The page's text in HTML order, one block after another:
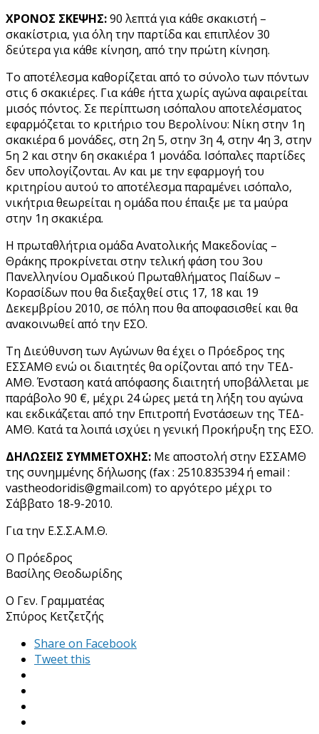
ΧΡΟΝΟΣ ΣΚΕΨΗΣ:90 λεπτά για κάθε σκακιστή –
σκακίστρια, για όλη την παρτίδα και επιπλέον 30
δεύτερα για κάθε κίνηση, από την πρώτη κίνηση.
Το αποτέλεσμα καθορίζεται από το σύνολο των πόντων
στις 6 σκακιέρες. Για κάθε ήττα χωρίς αγώνα αφαιρείται
μισός πόντος. Σε περίπτωση ισόπαλου αποτελέσματος
εφαρμόζεται το κριτήριο του Βερολίνου: Νίκη στην 1η
σκακιέρα 6 μονάδες, στη 2η 5, στην 3η 4, στην 4η 3, στην
5η 2 και στην 6η σκακιέρα 1 μονάδα. Ισόπαλες παρτίδες
δεν υπολογίζονται. Αν και με την εφαρμογή του
κριτηρίου αυτού το αποτέλεσμα παραμένει ισόπαλο,
νικήτρια θεωρείται η ομάδα που έπαιξε με τα μαύρα
στην 1η σκακιέρα.
Η πρωταθλήτρια ομάδα Ανατολικής Μακεδονίας –
Θράκης προκρίνεται στην τελική φάση του 3ου
Πανελληνίου Ομαδικού Πρωταθλήματος Παίδων –
Κορασίδων που θα διεξαχθεί στις 17, 18 και 19
Δεκεμβρίου 2010, σε πόλη που θα αποφασισθεί και θα
ανακοινωθεί από την ΕΣΟ.
Τη Διεύθυνση των Αγώνων θα έχει ο Πρόεδρος της
ΕΣΣΑΜΘ ενώ οι διαιτητές θα ορίζονται από την ΤΕΔ-
ΑΜΘ. Ένσταση κατά απόφασης διαιτητή υποβάλλεται με
παράβολο 90 €, μέχρι 24 ώρες μετά τη λήξη του αγώνα
και εκδικάζεται από την Επιτροπή Ενστάσεων της ΤΕΔ-
ΑΜΘ. Κατά τα λοιπά ισχύει η γενική Προκήρυξη της ΕΣΟ.
ΔΗΛΩΣΕΙΣ ΣΥΜΜΕΤΟΧΗΣ: Με αποστολή στην ΕΣΣΑΜΘ
της συνημμένης δήλωσης (fax : 2510.835394 ή email :
vastheodoridis@gmail.com) το αργότερο μέχρι το
Σάββατο 18-9-2010.
Για την Ε.Σ.Σ.Α.Μ.Θ.
Ο Πρόεδρος
Βασίλης Θεοδωρίδης
Ο Γεν. Γραμματέας
Σπύρος Κετζετζής
Share on Facebook
Tweet this